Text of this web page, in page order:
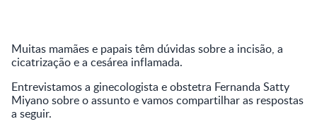
Muitas mamães e papais têm dúvidas sobre a incisão, a
cicatrização e a cesárea inflamada.
Entrevistamos a ginecologista e obstetra Fernanda Satty
Miyano sobre o assunto e vamos compartilhar as respostas
a seguir.